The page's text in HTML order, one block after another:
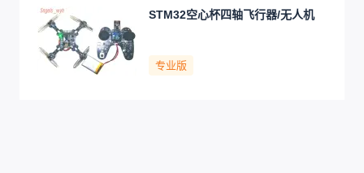
STM32空心杯四轴飞行器/无人机
专业版